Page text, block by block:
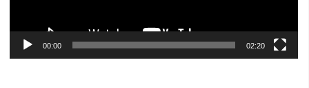
00:00 02:20